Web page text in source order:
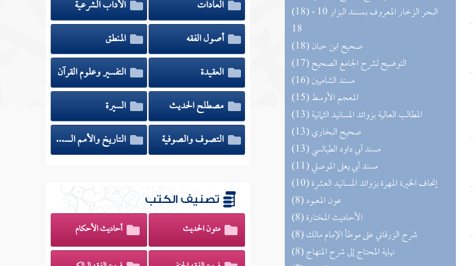
(18) البحر الزخار المعروف بمسند البزار 10 -
18
(18) صحيح ابن حبان
(17) التوضيح لشرح الجامع الصحيح
(16) مسند الشاميين
(15) المعجم الأوسط
(13) المطالب العالية بزوائد المسانيد الثمانية
(13) صحيح البخاري
(13) مسند أبي داود الطيالسي
(11) مسند أبي يعلى الموصلي
(10) إتحاف الخيرة المهرة بزوائد المسانيد العشرة
(8) عون المعبود
(8) الأحاديث المختارة
(8) شرح الزرقاني على موطأ الإمام مالك
(8) نهاية المحتاج إلى شرح المنهاج
العادات
الآداب الشرعية
أصول الفقه
المنطق
العقيدة
التفسير وعلوم القرآن
مصطلح الحديث
السيرة
التصوف والصوفية
التاريخ والأمم السابقة
تصنيف الكتب
متون الحديث أحاديث الأحكام